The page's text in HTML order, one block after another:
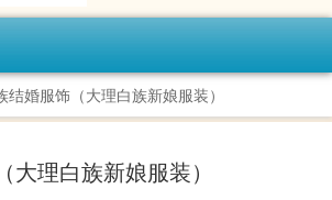
结婚服饰（大理白族新娘服装）
大理白族新娘服装）